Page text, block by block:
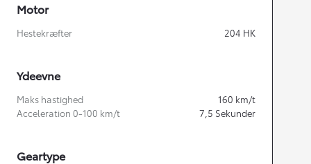
Motor
Hestekræfter 204 HK
Ydeevne
Maks hastighed 160 km/t
Acceleration 0-100 km/t
7,5 Sekunder
Geartype